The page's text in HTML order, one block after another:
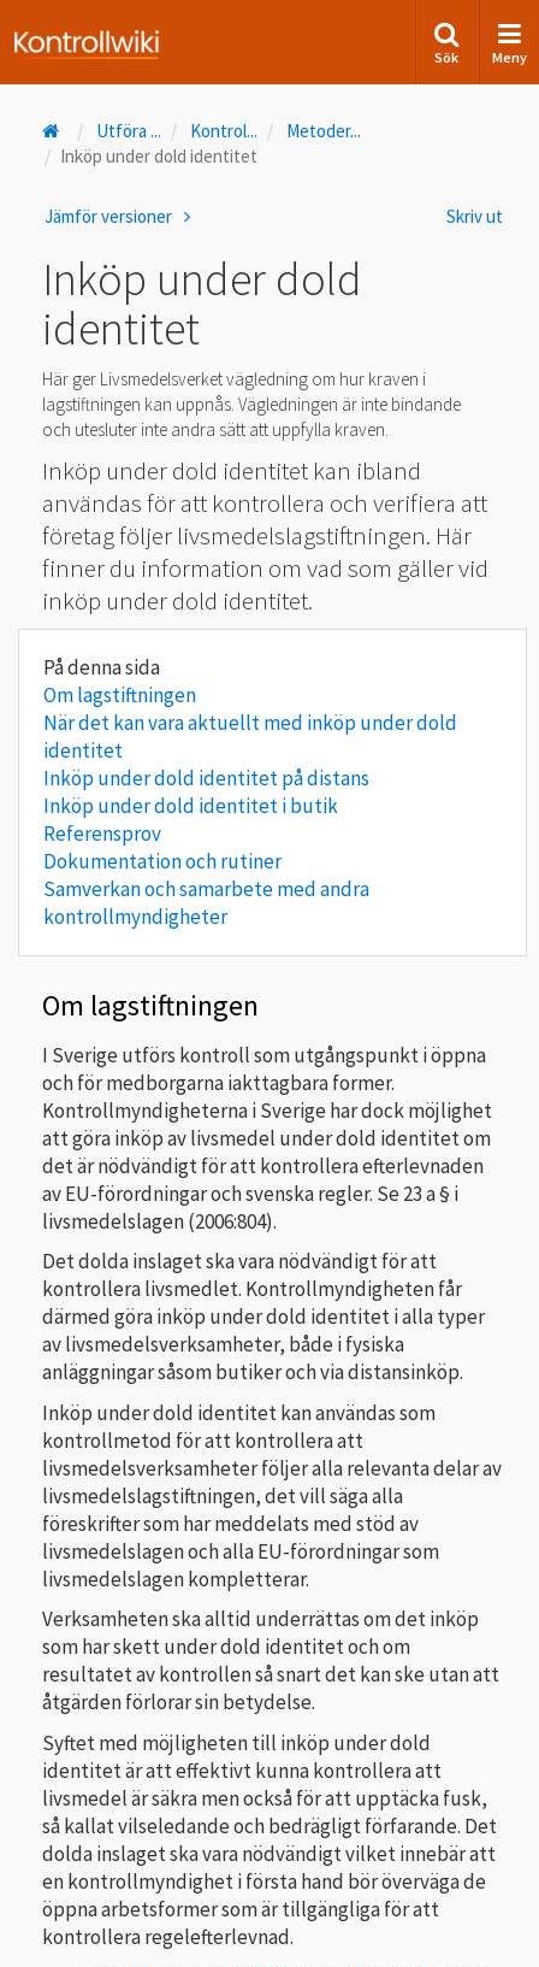
Sök Meny
Utföra... Kontrol... Metoder...
Inköp under dold identitet
Skriv ut
Jämför versioner
Inköp under dold
identitet
Här ger Livsmedelsverket vägledning om hur kraven i
lagstiftningen kan uppnås. Vägledningen är inte bindande
och utesluter inte andra sätt att uppfylla kraven.
Inköp under dold identitet kan ibland
användas för att kontrollera och verifiera att
företag följer livsmedelslagstiftningen. Här
finner du information om vad som gäller vid
inköp under dold identitet.
Om lagstiftningen
När det kan vara aktuellt med inköp under dold
identitet
Inköp under dold identitet på distans
Inköp under dold identitet i butik
Referensprov
Dokumentation och rutiner
Samverkan och samarbete med andra
kontrollmyndigheter
Om lagstiftningen
I Sverige utförs kontroll som utgångspunkt i öppna
och för medborgarna iakttagbara former.
Kontrollmyndigheterna i Sverige har dock möjlighet
att göra inköp av livsmedel under dold identitet om
det är nödvändigt för att kontrollera efterlevnaden
av EU-förordningar och svenska regler. Se 23 a § i
livsmedelslagen (2006:804).
Det dolda inslaget ska vara nödvändigt för att
kontrollera livsmedlet. Kontrollmyndigheten får
därmed göra inköp under dold identitet i alla typer
av livsmedelsverksamheter, både i fysiska
anläggningar såsom butiker och via distansinköp.
Inköp under dold identitet kan användas som
kontrollmetod för att kontrollera att
livsmedelsverksamheter följer alla relevanta delar av
livsmedelslagstiftningen, det vill säga alla
föreskrifter som har meddelats med stöd av
livsmedelslagen och alla EU-förordningar som
livsmedelslagen kompletterar.
Verksamheten ska alltid underrättas om det inköp
som har skett under dold identitet och om
resultatet av kontrollen så snart det kan ske utan att
åtgärden förlorar sin betydelse.
Syftet med möjligheten till inköp under dold
identitet är att effektivt kunna kontrollera att
livsmedel är säkra men också för att upptäcka fusk,
så kallat vilseledande och bedrägligt förfarande. Det
dolda inslaget ska vara nödvändigt vilket innebär att
en kontrollmyndighet i första hand bör överväga de
öppna arbetsformer som är tillgängliga för att
kontrollera regelefterlevnad.